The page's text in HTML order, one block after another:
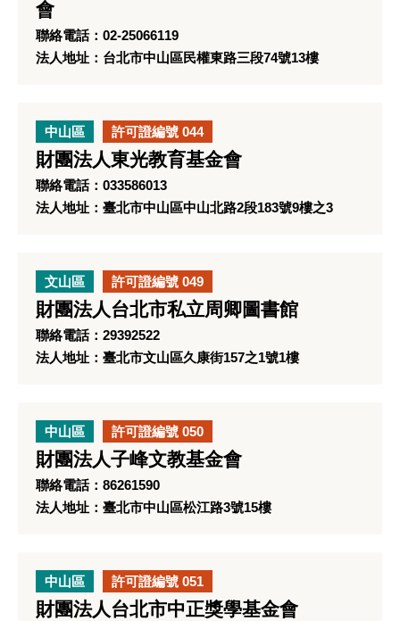
會
聯絡電話：02-25066119
法人地址：台北市中山區民權東路三段74號13樓
中山區 許可證編號 044
財團法人東光教育基金會
聯絡電話：033586013
法人地址：臺北市中山區中山北路2段183號9樓之3
文山區 許可證編號 049
財團法人台北市私立周卿圖書館
聯絡電話：29392522
法人地址：臺北市文山區久康街157之1號1樓
中山區 許可證編號 050
財團法人子峰文教基金會
聯絡電話：86261590
法人地址：臺北市中山區松江路3號15樓
中山區 許可證編號 051
財團法人台北市中正獎學基金會